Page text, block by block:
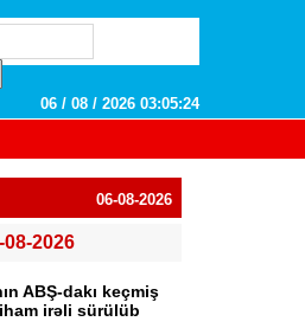
06 / 08 / 2026 03:05:24
06-08-2026
08-2026
ABŞ-dakı keçmiş
irəli sürülüb